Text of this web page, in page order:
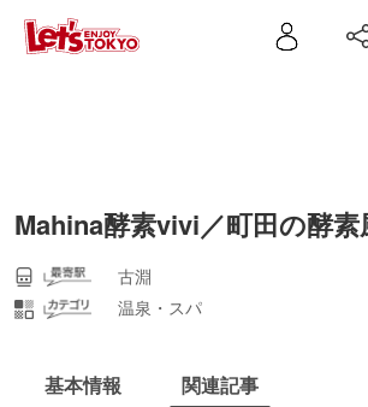
Mahina酵素vivi／町田の酵素
古淵
温泉・スパ
基本情報 関連記事